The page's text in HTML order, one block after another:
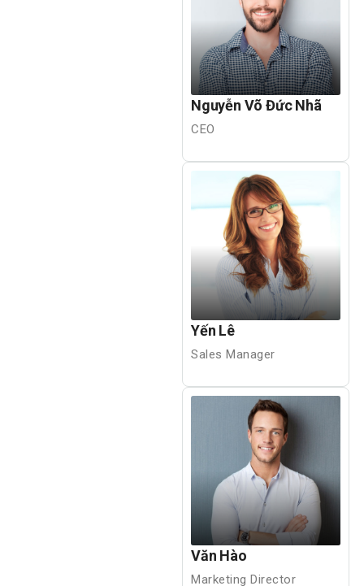
Nguyễn Võ Đức Nhã
CEO
Yến Lê
Sales Manager
Văn Hào
Marketing Director